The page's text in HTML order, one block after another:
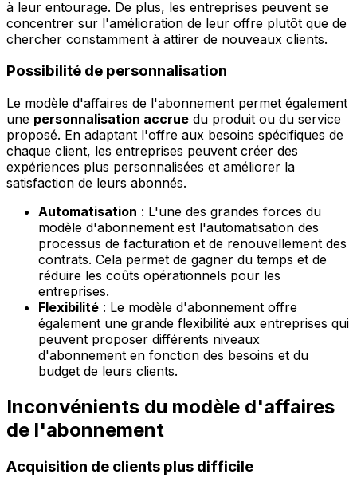
à leur entourage. De plus, les entreprises peuvent se
concentrer sur l'amélioration de leur offre plutôt que de
chercher constamment à attirer de nouveaux clients.
Possibilité de personnalisation
Le modèle d'affaires de l'abonnement permet également
une personnalisation accrue du produit ou du service
proposé. En adaptant l'offre aux besoins spécifiques de
chaque client, les entreprises peuvent créer des
expériences plus personnalisées et améliorer la
satisfaction de leurs abonnés.
Automatisation : L'une des grandes forces du
modèle d'abonnement est l'automatisation des
processus de facturation et de renouvellement des
contrats. Cela permet de gagner du temps et de
réduire les coûts opérationnels pour les
entreprises.
Flexibilité : Le modèle d'abonnement offre
également une grande flexibilité aux entreprises qui
peuvent proposer différents niveaux
d'abonnement en fonction des besoins et du
budget de leurs clients.
Inconvénients du modèle d'affaires
de l'abonnement
Acquisition de clients plus difficile